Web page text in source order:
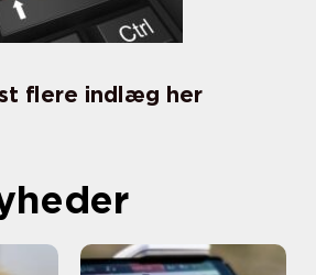
flere indlæg her